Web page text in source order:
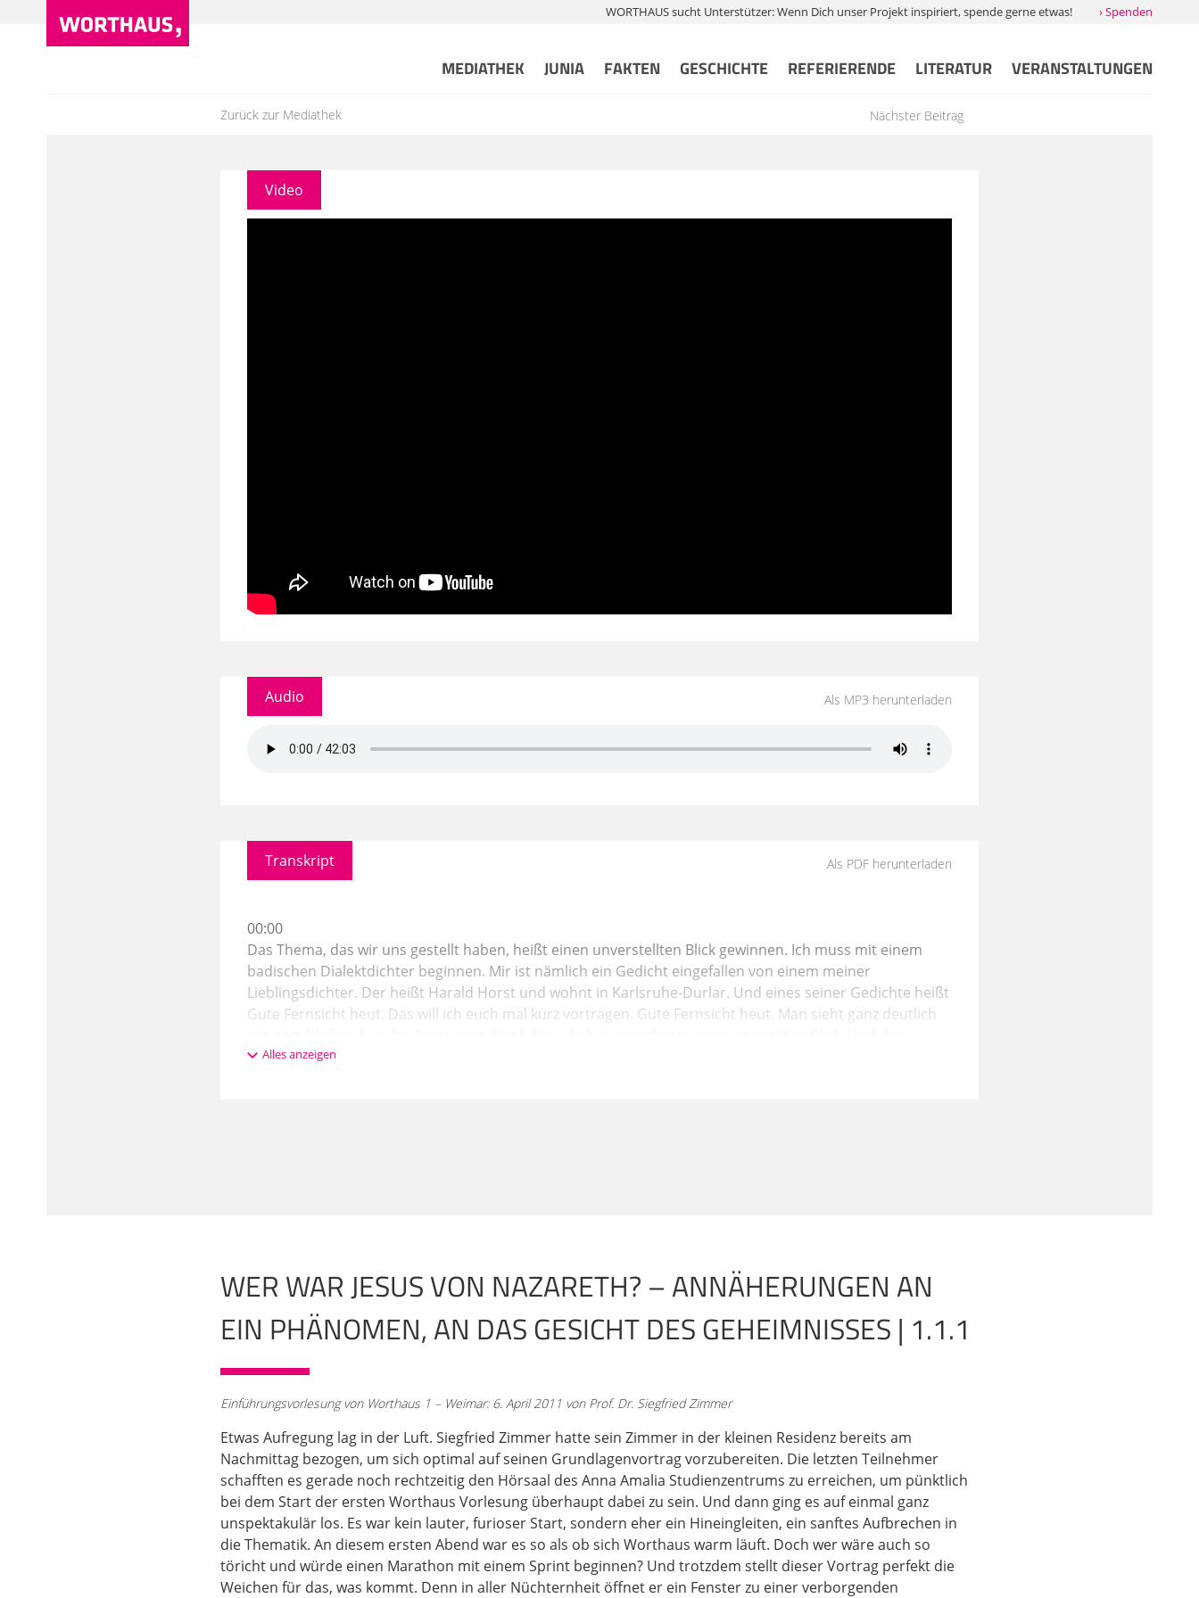
WORTHAUS sucht Unterstützer: Wenn Dich unser Projekt inspiriert, spende gerne etwas! › Spenden
MEDIATHEK JUNIA FAKTEN GESCHICHTE REFERIERENDE LITERATUR VERANSTALTUNGEN
Zurück zur Mediathek Nächster Beitrag
Video
Audio Als MP3 herunterladen
Transkript Als PDF herunterladen
00:00
Das Thema, das wir uns gestellt haben, heißt einen unverstellten Blick gewinnen. Ich muss mit einem
badischen Dialektdichter beginnen. Mir ist nämlich ein Gedicht eingefallen von einem meiner
Lieblingsdichter. Der heißt Harald Horst und wohnt in Karlsruhe-Durlar. Und eines seiner Gedichte heißt
Gute Fernsicht heut. Das will ich euch mal kurz vortragen. Gute Fernsicht heut. Man sieht ganz deutlich
Thema, das wir uns erklärtermaßen gestellt haben, heißt einen unverstellten Blick gewinnen. Das Thema
Nase haben, zuzugeben, zu erkennen.
02:02
Das ist der erste Schritt, dass wir sie ein Stück weit abnehmen können. Wir werden uns in den folgenden
Tagen mit einem Geheimnis beschäftigen. Das Wort Geheimnis spielt eine große Rolle in der Homepage
Geheimnis gewinnen. Ein Geheimnis ist etwas anderes als ein Rätsel. Rätsel haben eine Lösung. Und
wenn man die Lösung kennt, dann ist der Reiz des Rätsels dahin. So ist es bei einem echten Geheimnis
nicht. Erstens haben echte Geheimnisse keine einfache Lösung. Sondern es läuft da ganz anders. Je
mehr ich mich mit diesem Geheimnis beschäftige, je mehr ich mich diesem Geheimnis öffne, desto
geheimnisvoller wird es.
03:03
Und je mehr ich es spüre, desto stärker wird der Sog dieses Geheimnisses auf mich. Seit ungefähr ganz
grob 20 Jahren, das weiß ich von unseren Philosophieprofessoren an der Pädagogischen Hochschule in
Ludwigsburg, seit ungefähr 20 Jahren, können auch 30 oder 25 sein, sind sich die führenden
Alles anzeigen
WER WAR JESUS VON NAZARETH? – ANNÄHERUNGEN AN
EIN PHÄNOMEN, AN DAS GESICHT DES GEHEIMNISSES | 1.1.1
Einführungsvorlesung von Worthaus 1 – Weimar: 6. April 2011 von Prof. Dr. Siegfried Zimmer
Etwas Aufregung lag in der Luft. Siegfried Zimmer hatte sein Zimmer in der kleinen Residenz bereits am
Nachmittag bezogen, um sich optimal auf seinen Grundlagenvortrag vorzubereiten. Die letzten Teilnehmer
schafften es gerade noch rechtzeitig den Hörsaal des Anna Amalia Studienzentrums zu erreichen, um pünktlich
bei dem Start der ersten Worthaus Vorlesung überhaupt dabei zu sein. Und dann ging es auf einmal ganz
unspektakulär los. Es war kein lauter, furioser Start, sondern eher ein Hineingleiten, ein sanftes Aufbrechen in
die Thematik. An diesem ersten Abend war es so als ob sich Worthaus warm läuft. Doch wer wäre auch so
töricht und würde einen Marathon mit einem Sprint beginnen? Und trotzdem stellt dieser Vortrag perfekt die
Weichen für das, was kommt. Denn in aller Nüchternheit öffnet er ein Fenster zu einer verborgenden